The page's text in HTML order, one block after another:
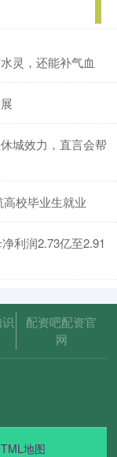
灵，还能补气血
城效力，直言会帮
校毕业生就业
利润2.73亿至2.91
配资吧配资官
网
地图